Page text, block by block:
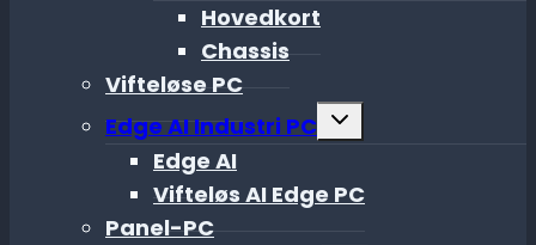
Hovedkort
Chassis
Vifteløse PC
Edge AI Industri PC
Toggle
Edge AI
Vifteløs AI Edge PC
Panel-PC